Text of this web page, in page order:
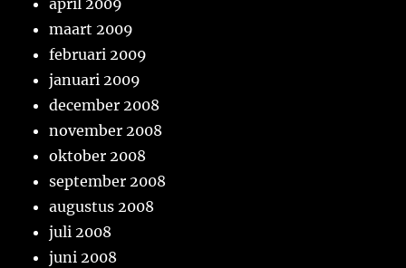
april 2009
maart 2009
februari 2009
januari 2009
december 2008
november 2008
oktober 2008
september 2008
augustus 2008
juli 2008
juni 2008